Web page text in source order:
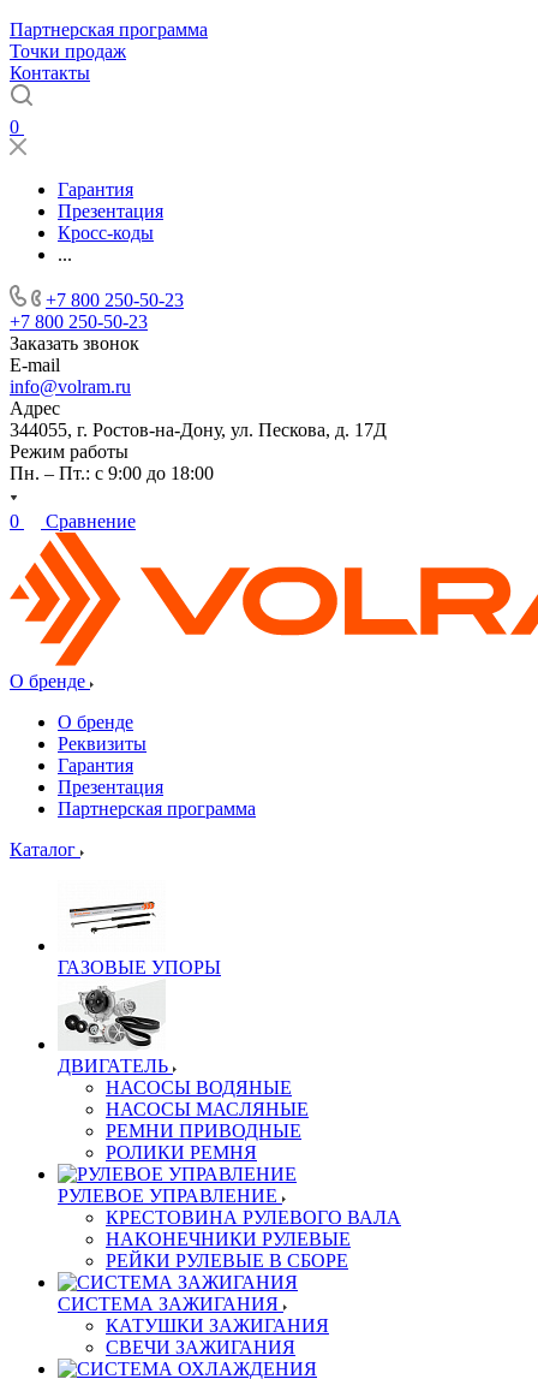
Партнерская программа
Точки продаж
Контакты
0
Гарантия
Презентация
Кросс-коды
...
+7 800 250-50-23
+7 800 250-50-23
Заказать звонок
E-mail
info@volram.ru
Адрес
344055, г. Ростов-на-Дону, ул. Пескова, д. 17Д
Режим работы
Пн. – Пт.: с 9:00 до 18:00
0 Сравнение
О бренде
О бренде
Реквизиты
Гарантия
Презентация
Партнерская программа
Каталог
ГАЗОВЫЕ УПОРЫ
ДВИГАТЕЛЬ
НАСОСЫ ВОДЯНЫЕ
НАСОСЫ МАСЛЯНЫЕ
РЕМНИ ПРИВОДНЫЕ
РОЛИКИ РЕМНЯ
РУЛЕВОЕ УПРАВЛЕНИЕ
КРЕСТОВИНА РУЛЕВОГО ВАЛА
НАКОНЕЧНИКИ РУЛЕВЫЕ
РЕЙКИ РУЛЕВЫЕ В СБОРЕ
СИСТЕМА ЗАЖИГАНИЯ
КАТУШКИ ЗАЖИГАНИЯ
СВЕЧИ ЗАЖИГАНИЯ